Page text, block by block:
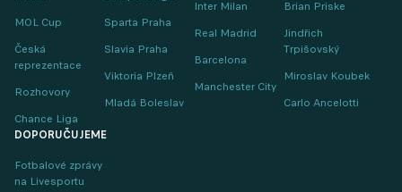
MOL Cup
Česká
reprezentace
Rozhovory
Chance Liga
Sparta Praha
Slavia Praha
Viktoria Plzeň
Mladá Boleslav
Inter Milan
Real Madrid
Barcelona
Manchester City
Brian Priske
Jindřich
Trpišovský
Miroslav Koubek
Carlo Ancelotti
DOPORUČUJEME
Fotbalové zprávy
na Livesportu